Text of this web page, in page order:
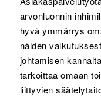
arvonluonnin
hyvä ymmärrys
näiden
johtamisen
tarkoittaa omaan
liittyvien